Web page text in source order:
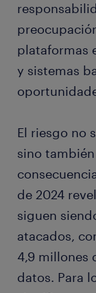
plataformas
y sistemas
El riesgo no
sino
de 2024
siguen
atacados,
4,9 millones
datos. Para